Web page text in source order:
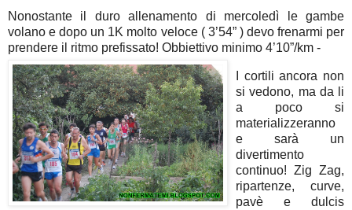
Nonostante il duro allenamento di mercoledì le gambe
volano e dopo un 1K molto veloce ( 3’54” ) devo frenarmi per
prendere il ritmo prefissato! Obbiettivo minimo 4’10”/km -
I cortili ancora non
si vedono, ma da li
a poco si
materializzeranno
e sarà un
divertimento
continuo! Zig Zag,
ripartenze, curve,
pavè e dulcis